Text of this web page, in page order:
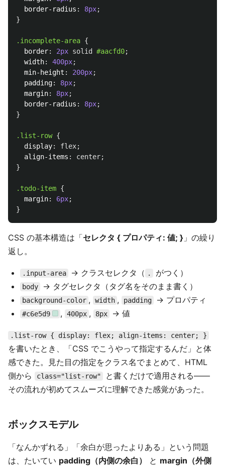
border-radius : 8px;
}
.incomplete-area {
border: 2px solid #aacfd0;
width: 400px;
min-height : 200px;
padding: 8px;
margin: 8px;
border-radius : 8px;
}
.list-row {
display: flex;
align-items : center;
}
.todo-item {
margin: 6px;
}
CSS の基本構造は「セレクタ { プロパティ: 値; } 」の繰り
返し。
.input-area → クラスセレクタ（ . がつく）
body → タグセレクタ（タグ名をそのまま書く）
background-color , width , padding → プロパティ
#c6e5d9 , 400px , 8px → 値
.list-row { display: flex; align-items: center; }
を書いたとき、「CSS でこうやって指定するんだ」と体
感できた。見た目の指定をクラス名でまとめて、HTML
側から
class="list-row"
と書くだけで適用される——
その流れが初めてスムーズに理解できた感覚があった。
ボックスモデル
「なんかずれる」「余白が思ったよりある」という問題
は、たいてい padding（内側の余白） と margin（外側